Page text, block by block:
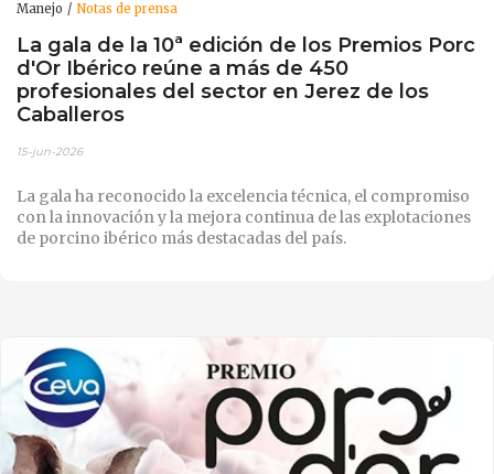
Manejo Notas de prensa
La gala de la 10ª edición de los Premios Porc
d'Or Ibérico reúne a más de 450
profesionales del sector en Jerez de los
Caballeros
15-jun-2026
La gala ha reconocido la excelencia técnica, el compromiso
con la innovación y la mejora continua de las explotaciones
de porcino ibérico más destacadas del país.